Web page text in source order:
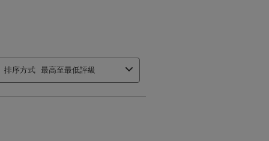
排序方式 最高至最低評級